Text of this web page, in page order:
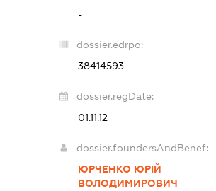
-
dossier.edrpo:
38414593
dossier.regDate:
01.11.12
dossier.foundersAndBenef:
ЮРЧЕНКО ЮРІЙ
ВОЛОДИМИРОВИЧ